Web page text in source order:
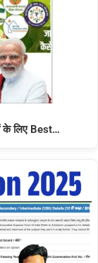
के लिए Best…